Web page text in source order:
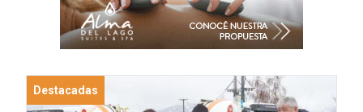
Destacadas